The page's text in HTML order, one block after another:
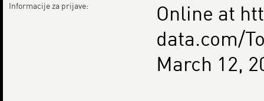
Informacije za prijave:
Online at
data.com/
March 12,